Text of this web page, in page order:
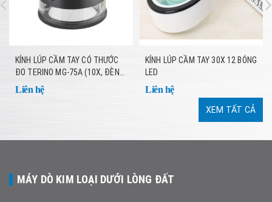
KÍNH LÚP CẦM TAY CÓ THƯỚC
ĐO TERINO MG-75A (10X, ĐÈN
LED, KÈM PIN SẠC)
Liên hệ
KÍNH LÚP CẦM TAY 30X 12 BÓNG
LED
Liên hệ
XEM TẤT CẢ
MÁY DÒ KIM LOẠI DƯỚI LÒNG ĐẤT